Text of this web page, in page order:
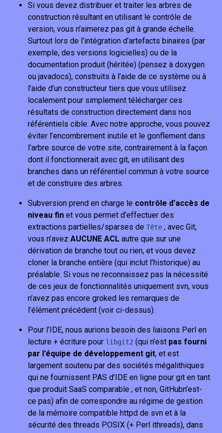
Si vous devez distribuer et traiter les arbres de
construction résultant en utilisant le contrôle de
version, vous n’aimerez pas git à grande échelle.
Surtout lors de l’intégration d’artefacts binaires (par
exemple, des versions logicielles) ou de la
documentation produit (héritée) (pensez à doxygen
ou javadocs), construits à l’aide de ce système ou à
l’aide d’un constructeur tiers que vous utilisez
localement pour simplement télécharger ces
résultats de construction directement dans nos
référentiels cible. Avec notre approche, vous pouvez
éviter l’encombrement inutile et le gonflement dans
l’arbre source de votre site, contrairement à la façon
dont il fonctionnerait avec git, en utilisant des
branches dans un référentiel commun à votre source
et de construire des arbres.
Subversion prend en charge le contrôle d’accès de
niveau fin et vous permet d’effectuer des
extractions partielles/sparses de Tête ; avec Git,
vous n’avez AUCUNE ACL autre que sur une
dérivation de branche tout ou rien, et vous devez
cloner la branche entière (qui inclut l’historique) au
préalable. Si vous ne reconnaissez pas la nécessité
de ces jeux de fonctionnalités uniquement svn, vous
n’avez pas encore groked les remarques de
l’élément précédent (voir ci-dessus).
Pour l’IDE, nous aurions besoin des liaisons Perl en
lecture + écriture pour libgit2 (qui n’est pas fourni
par l’équipe de développement git, et est
largement soutenu par des sociétés mégalithiques
qui ne fournissent PAS d’IDE en ligne pour git en tant
que produit SaaS comparable ; et non, GitHubn’est-
ce pas) afin de correspondre au régime de gestion
de la mémoire compatible httpd de svn et à la
sécurité des threads POSIX (+ Perl ithreads), dans